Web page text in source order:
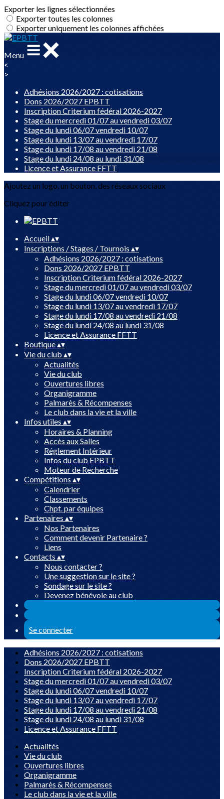
Exporter les lignes sélectionnées
Exporter toutes les colonnes
Exporter uniquement les colonnes affichées
Menu
<
>
Adhésions 2026/2027 : cotisations
Dons 2026/2027 EPBTT
Inscription Criterium fédéral 2026-2027
Stage du mercredi 01/07 au vendredi 03/07
Stage du lundi 06/07 vendredi 10/07
Stage du lundi 13/07 au vendredi 17/07
Stage du lundi 17/08 au vendredi 21/08
Stage du lundi 24/08 au lundi 31/08
Licence et Assurance FFTT
Ajoutez un logo, un bouton, des réseaux sociaux
Cliquez pour éditer
Accueil▴▾
Inscriptions / Stages / Tournois ▴▾
Adhésions 2026/2027 : cotisations
Dons 2026/2027 EPBTT
Inscription Criterium fédéral 2026-2027
Stage du mercredi 01/07 au vendredi 03/07
Stage du lundi 06/07 vendredi 10/07
Stage du lundi 13/07 au vendredi 17/07
Stage du lundi 17/08 au vendredi 21/08
Stage du lundi 24/08 au lundi 31/08
Licence et Assurance FFTT
Boutique▴▾
Vie du club ▴▾
Actualités
Vie du club
Ouvertures libres
Organigramme
Palmarès & Récompenses
Le club dans la vie et la ville
Infos utiles ▴▾
Horaires & Planning
Accès aux Salles
Réglement Intérieur
Infos du club EPBTT
Moteur de Recherche
Compétitions ▴▾
Calendrier
Classements
Chpt. par équipes
Partenaires ▴▾
Nos Partenaires
Comment devenir Partenaire ?
Liens
Contacts ▴▾
Nous contacter ?
Une suggestion sur le site ?
Sondage sur le site ?
Devenez bénévole au club
Se connecter
Adhésions 2026/2027 : cotisations
Dons 2026/2027 EPBTT
Inscription Criterium fédéral 2026-2027
Stage du mercredi 01/07 au vendredi 03/07
Stage du lundi 06/07 vendredi 10/07
Stage du lundi 13/07 au vendredi 17/07
Stage du lundi 17/08 au vendredi 21/08
Stage du lundi 24/08 au lundi 31/08
Licence et Assurance FFTT
Actualités
Vie du club
Ouvertures libres
Organigramme
Palmarès & Récompenses
Le club dans la vie et la ville